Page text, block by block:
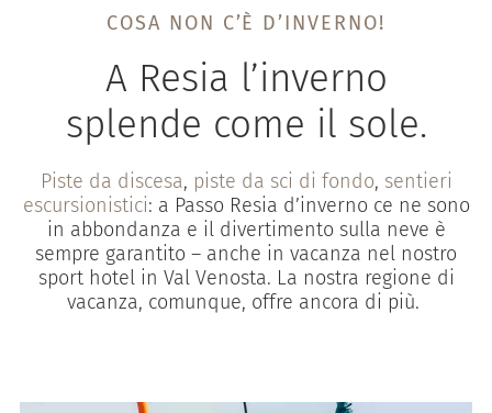
COSA NON C’È D’INVERNO!
A Resia l’inverno
splende come il sole.
Piste da discesa, piste da sci di fondo, sentieri
escursionistici: a Passo Resia d’inverno ce ne sono
in abbondanza e il divertimento sulla neve è
sempre garantito – anche in vacanza nel nostro
sport hotel in Val Venosta. La nostra regione di
vacanza, comunque, offre ancora di più.